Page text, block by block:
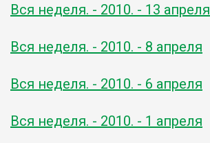
Вся неделя. - 2010. - 13 апреля
Вся неделя. - 2010. - 8 апреля
Вся неделя. - 2010. - 6 апреля
Вся неделя. - 2010. - 1 апреля